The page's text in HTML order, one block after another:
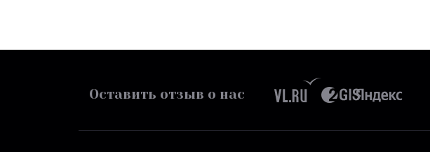
Оставить отзыв о нас